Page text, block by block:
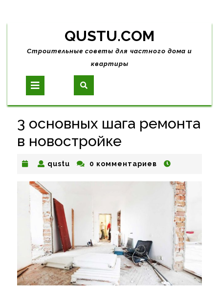
Skip
content
QUSTU.COM
Строительные советы для частного дома и
квартиры
Open
Button
3 основных шага ремонта
в новостройке
qustu qustu0 комментариев